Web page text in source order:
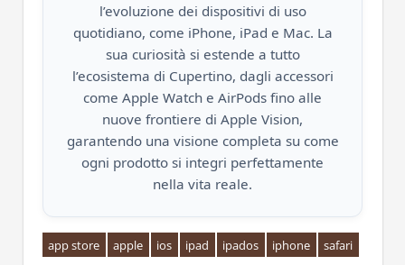
l’evoluzione dei dispositivi di uso
quotidiano, come iPhone, iPad e Mac. La
sua curiosità si estende a tutto
l’ecosistema di Cupertino, dagli accessori
come Apple Watch e AirPods fino alle
nuove frontiere di Apple Vision,
garantendo una visione completa su come
ogni prodotto si integri perfettamente
nella vita reale.
app store apple ios ipad ipados iphone safari